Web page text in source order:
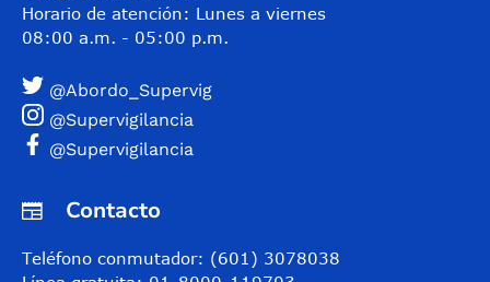
Horario de atención: Lunes a viernes
08:00 a.m. - 05:00 p.m.
@Abordo_Supervig
@Supervigilancia
@Supervigilancia
Contacto
Teléfono conmutador: (601) 3078038